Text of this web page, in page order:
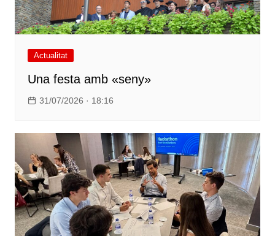
Actualitat
Una festa amb «seny»
31/07/2026 · 18:16